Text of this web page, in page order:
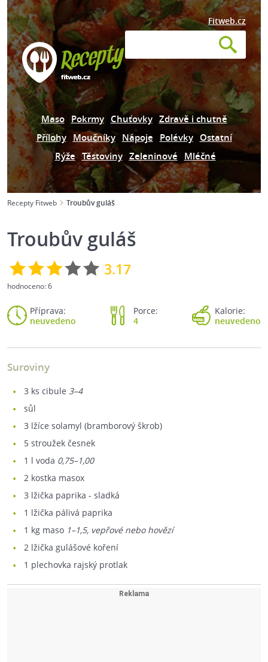
Fitweb.cz
Maso Pokrmy Chuťovky Zdravě i chutně
Přílohy Moučníky Nápoje Polévky Ostatní
Rýže Těstoviny Zeleninové Mléčné
Recepty Fitweb Troubův guláš
Troubův guláš
3.17
hodnoceno:6
Příprava:
neuvedeno
Porce:
4
Kalorie:
neuvedeno
Suroviny
3 ks cibule 3–4
sůl
3 lžíce solamyl (bramborový škrob)
5 stroužek česnek
1 l voda 0,75–1,00
2 kostka masox
3 lžička paprika - sladká
1 lžička pálivá paprika
1 kg maso 1–1,5, vepřové nebo hovězí
2 lžička gulášové koření
1 plechovka rajský protlak